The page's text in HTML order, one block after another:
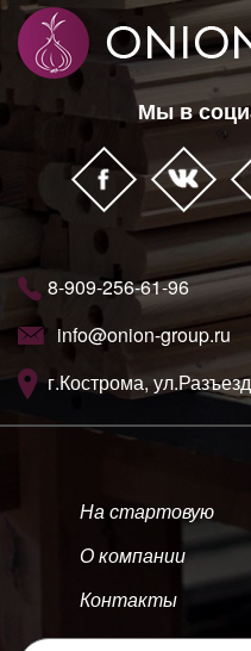
Мы в
8-909-256-61-96
info@onion-group.ru
г.Кострома,
На стартовую
О компании
Контакты